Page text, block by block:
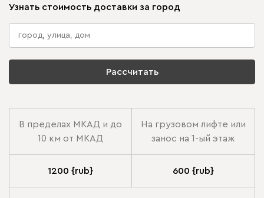
Узнать стоимость доставки за город
Рассчитать
В пределах МКАД и до
10 км от МКАД
На грузовом лифте или
занос на 1-ый этаж
1200 {rub} 600 {rub}